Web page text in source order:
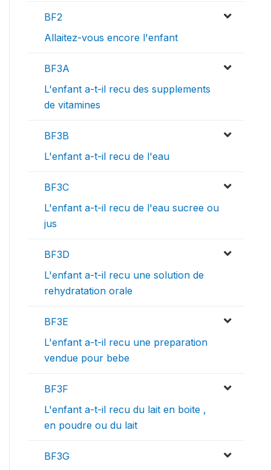
BF2
Allaitez-vous encore l'enfant
BF3A
L'enfant a-t-il recu des supplements
de vitamines
BF3B
L'enfant a-t-il recu de l'eau
BF3C
L'enfant a-t-il recu de l'eau sucree ou
jus
BF3D
L'enfant a-t-il recu une solution de
rehydratation orale
BF3E
L'enfant a-t-il recu une preparation
vendue pour bebe
BF3F
L'enfant a-t-il recu du lait en boite ,
en poudre ou du lait
BF3G